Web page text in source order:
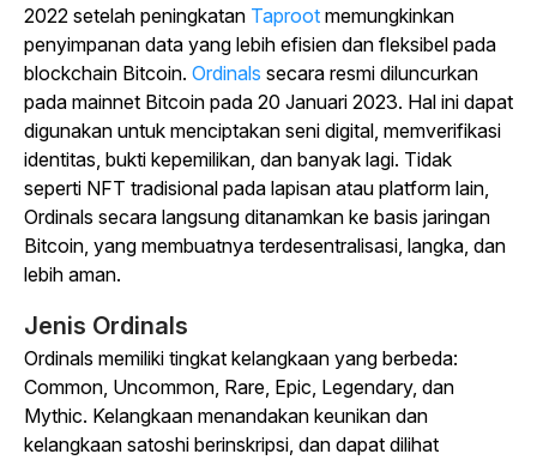
2022 setelah peningkatan Taproot memungkinkan
penyimpanan data yang lebih efisien dan fleksibel pada
blockchain Bitcoin. Ordinals secara resmi diluncurkan
pada mainnet Bitcoin pada 20 Januari 2023. Hal ini dapat
digunakan untuk menciptakan seni digital, memverifikasi
identitas, bukti kepemilikan, dan banyak lagi. Tidak
seperti NFT tradisional pada lapisan atau platform lain,
Ordinals secara langsung ditanamkan ke basis jaringan
Bitcoin, yang membuatnya terdesentralisasi, langka, dan
lebih aman.
Jenis Ordinals
Ordinals memiliki tingkat kelangkaan yang berbeda:
Common, Uncommon, Rare, Epic, Legendary, dan
Mythic. Kelangkaan menandakan keunikan dan
kelangkaan satoshi berinskripsi, dan dapat dilihat